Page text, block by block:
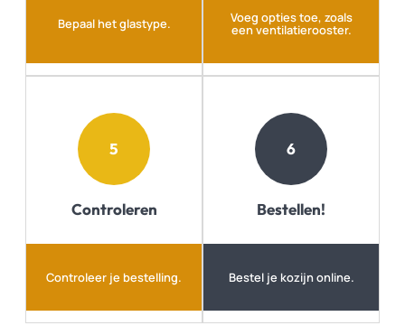
Bepaal het glastype. Voeg opties toe, zoals
een ventilatierooster.
5
Controleren
Controleer je bestelling.
6
Bestellen!
Bestel je kozijn online.